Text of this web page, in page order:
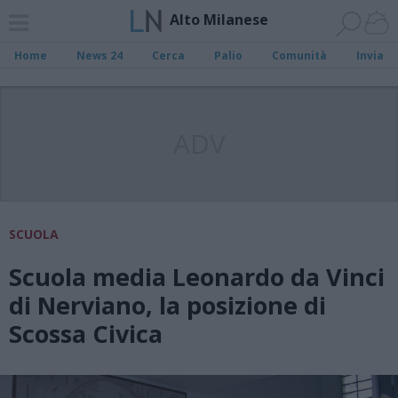
Alto Milanese
Home News 24 Cerca Palio Comunità Invia
SCUOLA
Scuola media Leonardo da Vinci
di Nerviano, la posizione di
Scossa Civica